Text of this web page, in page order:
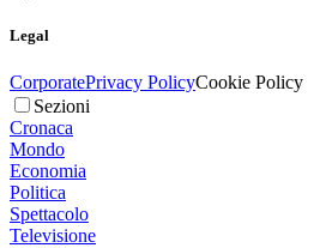
Legal
CorporatePrivacy PolicyCookie Policy
Sezioni
Cronaca
Mondo
Economia
Politica
Spettacolo
Televisione